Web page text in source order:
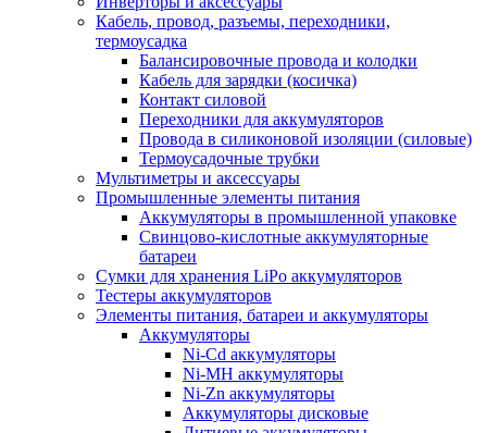
Кабель, провод, разъемы, переходники,
термоусадка
Балансировочные провода и колодки
Кабель для зарядки (косичка)
Контакт силовой
Переходники для аккумуляторов
Провода в силиконовой изоляции (силовые)
Термоусадочные трубки
Мультиметры и аксессуары
Промышленные элементы питания
Аккумуляторы в промышленной упаковке
Свинцово-кислотные аккумуляторные
батареи
Сумки для хранения LiPo аккумуляторов
Тестеры аккумуляторов
Элементы питания, батареи и аккумуляторы
Аккумуляторы
Ni-Cd аккумуляторы
Ni-MH аккумуляторы
Ni-Zn аккумуляторы
Аккумуляторы дисковые